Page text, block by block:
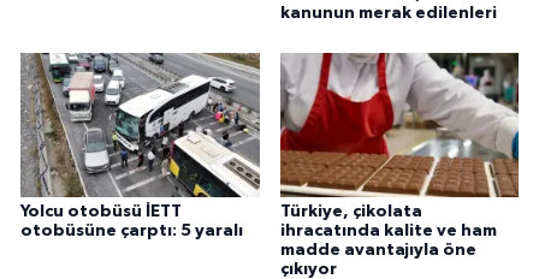
kanunun merak edilenleri
Yolcu otobüsü İETT
otobüsüne çarptı: 5 yaralı
Türkiye, çikolata
ihracatında kalite ve ham
madde avantajıyla öne
çıkıyor